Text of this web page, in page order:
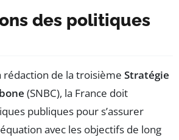
des politiques
rédaction de la troisième Stratégie
(SNBC), la France doit
publiques pour s’assurer
avec les objectifs de long